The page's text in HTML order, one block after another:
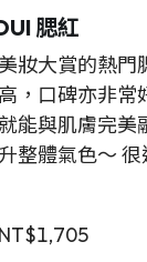
腮紅
妝大賞的熱門
，口碑亦非常
能與肌膚完美
整體氣色～